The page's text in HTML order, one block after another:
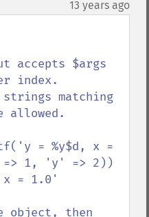
13 years ago
index.
allowed.
1, 'y' => 2))